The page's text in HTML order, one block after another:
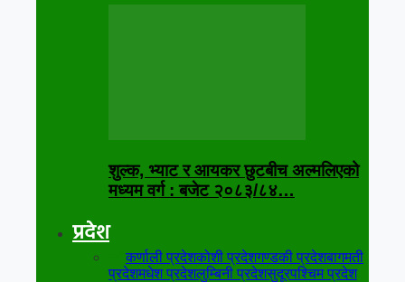
शुल्क, भ्याट र आयकर छुटबीच अल्मलिएको
मध्यम वर्ग : बजेट २०८३/८४…
प्रदेश
सबैकर्णाली प्रदेशकोशी प्रदेशगण्डकी प्रदेशबागमती
प्रदेशमधेश प्रदेशलुम्बिनी प्रदेशसुदूरपश्चिम प्रदेश